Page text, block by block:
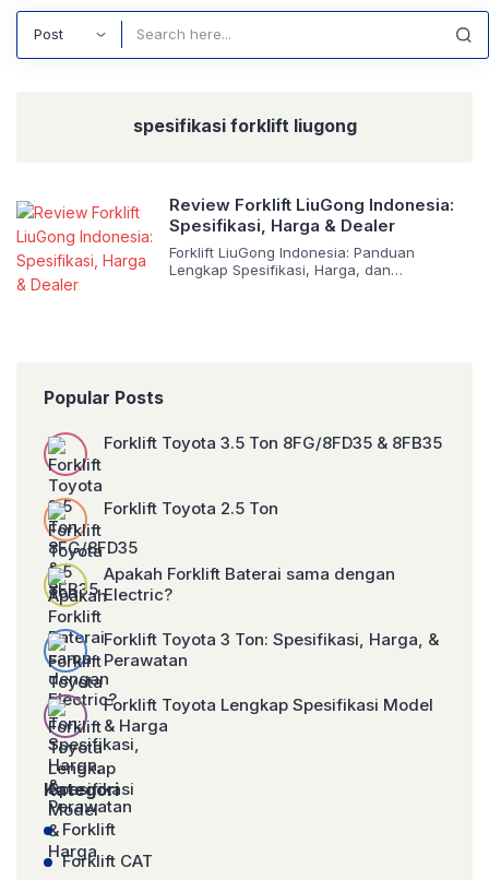
spesifikasi forklift liugong
Review Forklift LiuGong Indonesia:
Spesifikasi, Harga & Dealer
Forklift LiuGong Indonesia: Panduan
Lengkap Spesifikasi, Harga, dan
Popular Posts
Forklift Toyota 3.5 Ton 8FG/8FD35 & 8FB35
Forklift Toyota 2.5 Ton
Apakah Forklift Baterai sama dengan
Electric?
Forklift Toyota 3 Ton: Spesifikasi, Harga, &
Perawatan
Forklift Toyota Lengkap Spesifikasi Model
& Harga
Kategori
Forklift
Forklift CAT